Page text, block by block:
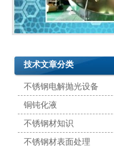
技术文章分类
不锈钢电解抛光设备
铜钝化液
不锈钢材知识
不锈钢材表面处理